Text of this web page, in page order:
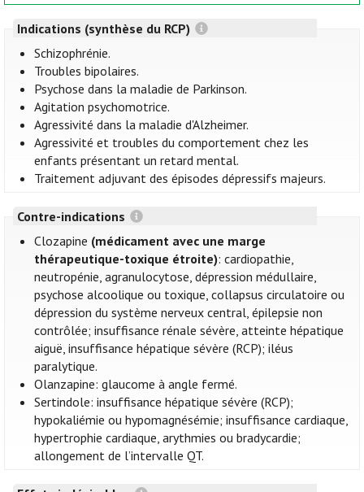
Indications (synthèse du RCP)
Schizophrénie.
Troubles bipolaires.
Psychose dans la maladie de Parkinson.
Agitation psychomotrice.
Agressivité dans la maladie d'Alzheimer.
Agressivité et troubles du comportement chez les
enfants présentant un retard mental.
Traitement adjuvant des épisodes dépressifs majeurs.
Contre-indications
Clozapine (médicament avec une marge
thérapeutique-toxique étroite): cardiopathie,
neutropénie, agranulocytose, dépression médullaire,
psychose alcoolique ou toxique, collapsus circulatoire ou
dépression du système nerveux central, épilepsie non
contrôlée; insuffisance rénale sévère, atteinte hépatique
aiguë, insuffisance hépatique sévère (RCP); iléus
paralytique.
Olanzapine: glaucome à angle fermé.
Sertindole: insuffisance hépatique sévère (RCP);
hypokaliémie ou hypomagnésémie; insuffisance cardiaque,
hypertrophie cardiaque, arythmies ou bradycardie;
allongement de l’intervalle QT.